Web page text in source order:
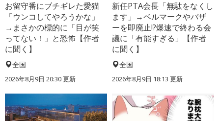
お留守番にブチギレた愛猫
「ウンコしてやろうかな」
→まさかの標的に「目が笑
ってない！」と恐怖【作者
に聞く】
全国
2026年8月9日 20:30更新
新任PTA会長「無駄をなくし
ます」→ベルマークやバザ
ーを即廃止!?爆速で終わる会
議に「有能すぎる」【作者
に聞く】
全国
2026年8月9日 18:13 更新